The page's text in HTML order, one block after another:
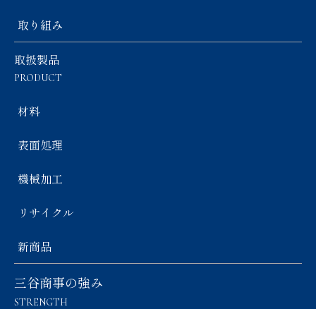
取り組み
取扱製品
PRODUCT
材料
表面処理
機械加工
リサイクル
新商品
三谷商事の強み
STRENGTH